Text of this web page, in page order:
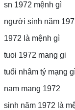
sn 1972 mệnh gì
người sinh năm
1972 là mệnh gì
tuoi 1972 mang gi
tuổi nhâm tý mạng
nam mạng 1972
sinh năm 1972 là